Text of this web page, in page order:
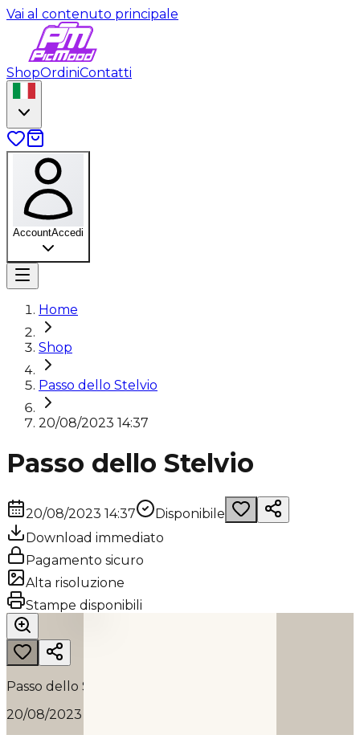
Vai al contenuto principale
ShopOrdiniContatti
AccountAccedi
Home
Shop
Passo dello Stelvio
20/08/2023 14:37
Passo dello Stelvio
20/08/2023 14:37
Disponibile
Download immediato
Pagamento sicuro
Alta risoluzione
Stampe disponibili
Passo dello Stelvio
20/08/2023 14:37